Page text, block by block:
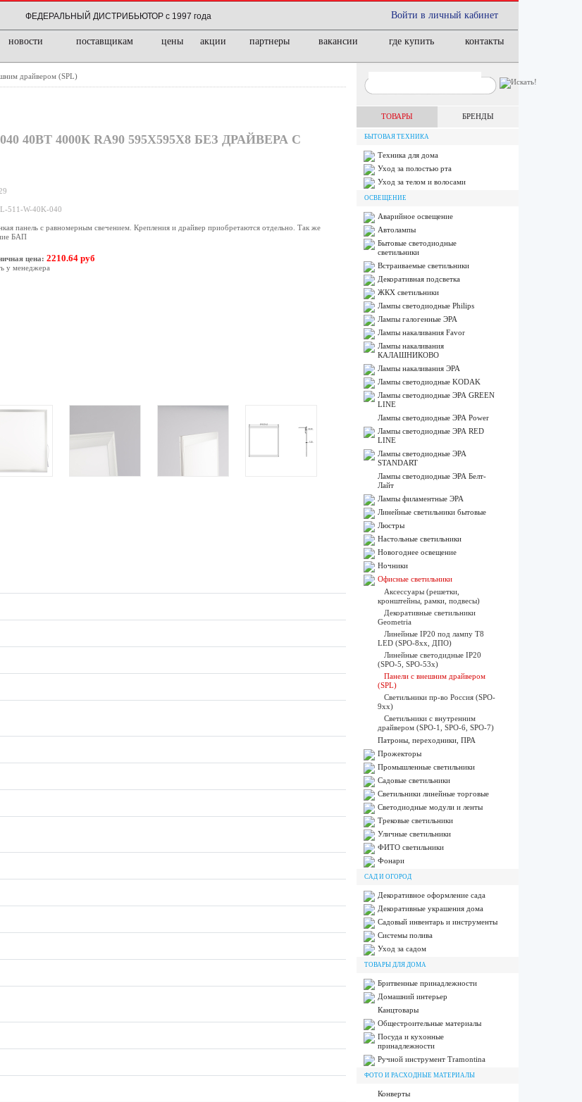
Войти в личный кабинет
ФЕДЕРАЛЬНЫЙ ДИСТРИБЬЮТОР с 1997 года
новости поставщикам цены акции партнеры вакансии где купить контакты
драйвером (SPL)
40ВТ 4000К RA90 595X595X8 БЕЗ ДРАЙВЕРА С
511-W-40K-040
панель с равномерным свечением. Крепления и драйвер приобретаются отдельно. Так же
БАП
цена: 2210.64 руб
у менеджера
ТОВАРЫ БРЕНДЫ
БЫТОВАЯ ТЕХНИКА
Техника для дома
Уход за полостью рта
Уход за телом и волосами
ОСВЕЩЕНИЕ
Аварийное освещение
Автолампы
Бытовые светодиодные
светильники
Встраиваемые светильники
Декоративная подсветка
ЖКХ светильники
Лампы cветодиодные Philips
Лампы галогенные ЭРА
Лампы накаливания Favor
Лампы накаливания
КАЛАШНИКОВО
Лампы накаливания ЭРА
Лампы светодиодные KODAK
Лампы светодиодные ЭРА GREEN
LINE
Лампы светодиодные ЭРА Power
Лампы светодиодные ЭРА RED
LINE
Лампы светодиодные ЭРА
STANDART
Лампы светодиодные ЭРА Белт-
Лайт
Лампы филаментные ЭРА
Линейные светильники бытовые
Люстры
Настольные светильники
Новогоднее освещение
Ночники
Офисные светильники
Аксессуары (решетки,
кронштейны, рамки, подвесы)
Декоративные светильники
Geometria
Линейные IP20 под лампу T8
LED (SPO-8xx, ДПО)
Линейные светодидные IP20
(SPO-5, SPO-53x)
Панели с внешним драйвером
(SPL)
Светильники пр-во Россия (SPO-
9xx)
Светильники с внутренним
драйвером (SPO-1, SPO-6, SPO-7)
Патроны, переходники, ПРА
Прожекторы
Промышленные светильники
Садовые светильники
Светильники линейные торговые
Светодиодные модули и ленты
Трековые светильники
Уличные светильники
ФИТО светильники
Фонари
САД И ОГОРОД
Декоративное оформление сада
Декоративные украшения дома
Садовый инвентарь и инструменты
Системы полива
Уход за садом
ТОВАРЫ ДЛЯ ДОМА
Бритвенные принадлежности
Домашний интерьер
Канцтовары
Общестроительные материалы
Посуда и кухонные
принадлежности
Ручной инструмент Tramontina
ФОТО И РАСХОДНЫЕ МАТЕРИАЛЫ
Конверты